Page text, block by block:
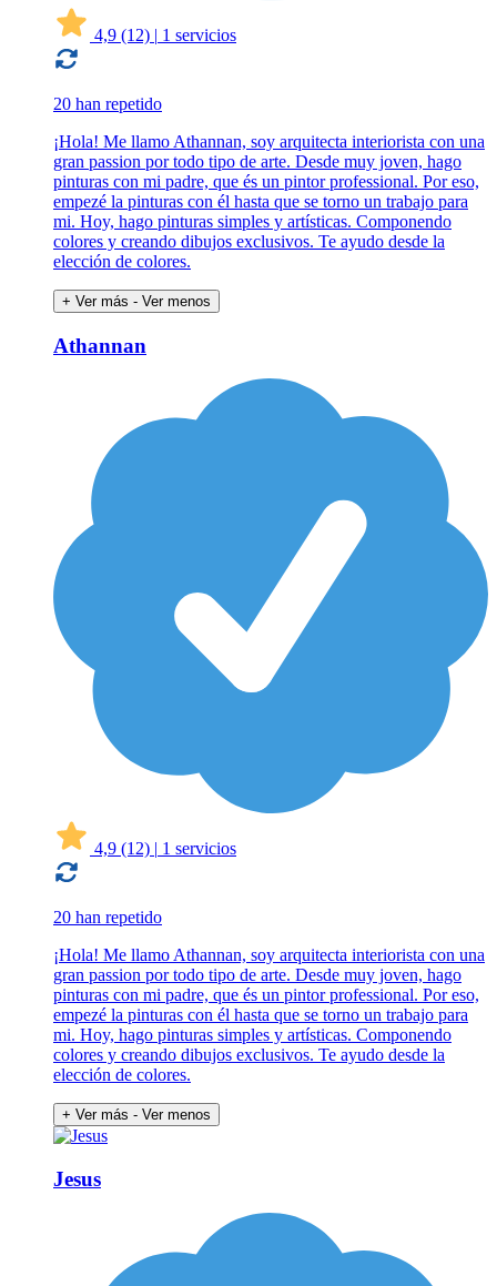
4,9 (12) | 1 servicios
20 han repetido
¡Hola! Me llamo Athannan, soy arquitecta interiorista con una
gran passion por todo tipo de arte. Desde muy joven, hago
pinturas con mi padre, que és un pintor professional. Por eso,
empezé la pinturas con él hasta que se torno un trabajo para
mi. Hoy, hago pinturas simples y artísticas. Componendo
colores y creando dibujos exclusivos. Te ayudo desde la
elección de colores.
+ Ver más - Ver menos
Athannan
4,9 (12) | 1 servicios
20 han repetido
¡Hola! Me llamo Athannan, soy arquitecta interiorista con una
gran passion por todo tipo de arte. Desde muy joven, hago
pinturas con mi padre, que és un pintor professional. Por eso,
empezé la pinturas con él hasta que se torno un trabajo para
mi. Hoy, hago pinturas simples y artísticas. Componendo
colores y creando dibujos exclusivos. Te ayudo desde la
elección de colores.
+ Ver más - Ver menos
Jesus